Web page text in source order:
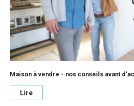
Maison à vendre - nos conseils avant
Lire